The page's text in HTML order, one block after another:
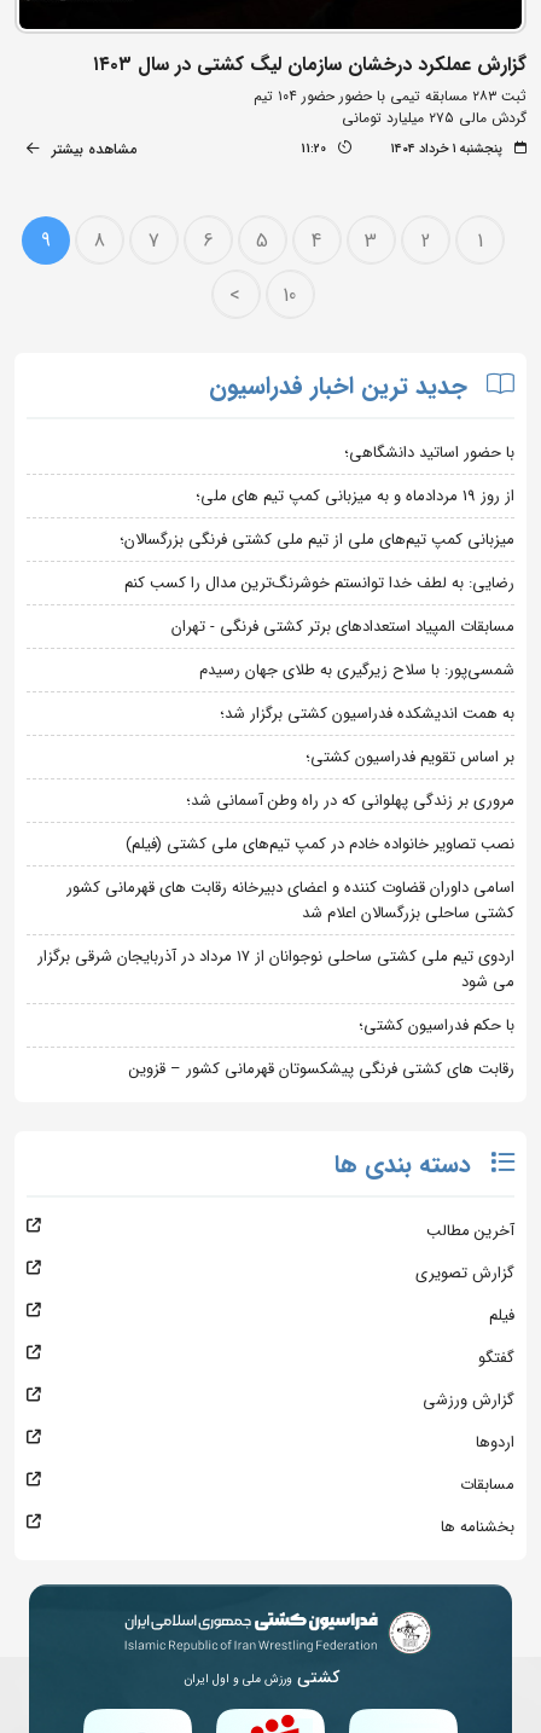
گزارش عملکرد درخشان سازمان لیگ کشتی در سال ۱۴۰۳
ثبت ۲۸۳ مسابقه تیمی با حضور حضور ۱۰۴ تیم
گردش مالی ۲۷۵ میلیارد تومانی
پنجشنبه ۱ خرداد ۱۴۰۴ 11:20 مشاهده بیشتر
1
2
3
4
5
6
7
8
9
10
>
جدید ترین اخبار فدراسیون
با حضور اساتید دانشگاهی؛
از روز 19 مردادماه و به میزبانی کمپ تیم های ملی؛
میزبانی کمپ تیم‌های ملی از تیم ملی کشتی فرنگی بزرگسالان؛
رضایی: به لطف خدا توانستم خوشرنگ‌ترین مدال را کسب کنم
مسابقات المپیاد استعدادهای برتر کشتی فرنگی - تهران
شمسی‌پور: با سلاح زیرگیری به طلای جهان رسیدم
به همت اندیشکده فدراسیون کشتی برگزار شد؛
بر اساس تقویم فدراسیون کشتی؛
مروری بر زندگی پهلوانی که در راه وطن آسمانی شد؛
نصب تصاویر خانواده خادم در کمپ تیم‌های ملی کشتی (فیلم)
اسامی داوران قضاوت کننده و اعضای دبیرخانه رقابت های قهرمانی کشور
کشتی ساحلی بزرگسالان اعلام شد
اردوی تیم ملی کشتی ساحلی نوجوانان از 17 مرداد در آذربایجان شرقی برگزار
می شود
با حکم فدراسیون کشتی؛
رقابت های کشتی فرنگی پیشکسوتان قهرمانی کشور – قزوین
دسته بندی ها
آخرین مطالب
گزارش تصویری
فیلم
گفتگو
گزارش ورزشی
اردوها
مسابقات
بخشنامه ها
کشتی ورزش ملی و اول ایران